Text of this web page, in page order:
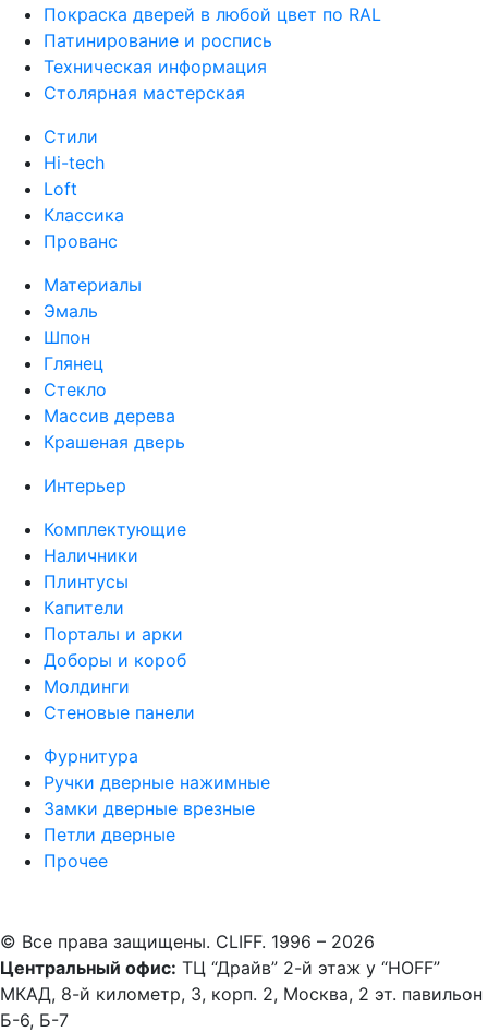
Покраска дверей в любой цвет по RAL
Патинирование и роспись
Техническая информация
Столярная мастерская
Стили
Hi-tech
Loft
Классика
Прованс
Материалы
Эмаль
Шпон
Глянец
Стекло
Массив дерева
Крашеная дверь
Интерьер
Комплектующие
Наличники
Плинтусы
Капители
Порталы и арки
Доборы и короб
Молдинги
Стеновые панели
Фурнитура
Ручки дверные нажимные
Замки дверные врезные
Петли дверные
Прочее
© Все права защищены. CLIFF. 1996 – 2026
Центральный офис: ТЦ “Драйв” 2-й этаж у “HOFF”
МКАД, 8-й километр, 3, корп. 2, Москва, 2 эт. павильон
Б-6, Б-7